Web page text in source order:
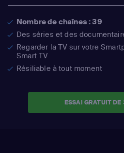
Nombre de chaînes : 39
Des séries et des
Regarder la TV sur votre
Smart TV
Résiliable à tout moment
ESSAI GRATUIT DE